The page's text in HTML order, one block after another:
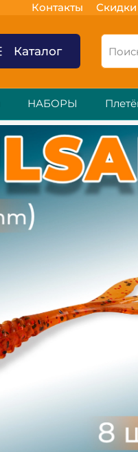
Контакты
Каталог
НАБОРЫ